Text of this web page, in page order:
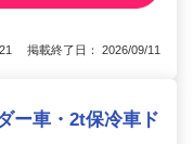
掲載終了日： 2026/09/11
ー車・2t保冷車ド